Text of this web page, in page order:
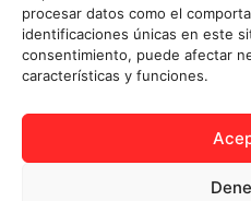
procesar datos como el
identificaciones únicas en este
consentimiento, puede afectar
características y funciones.